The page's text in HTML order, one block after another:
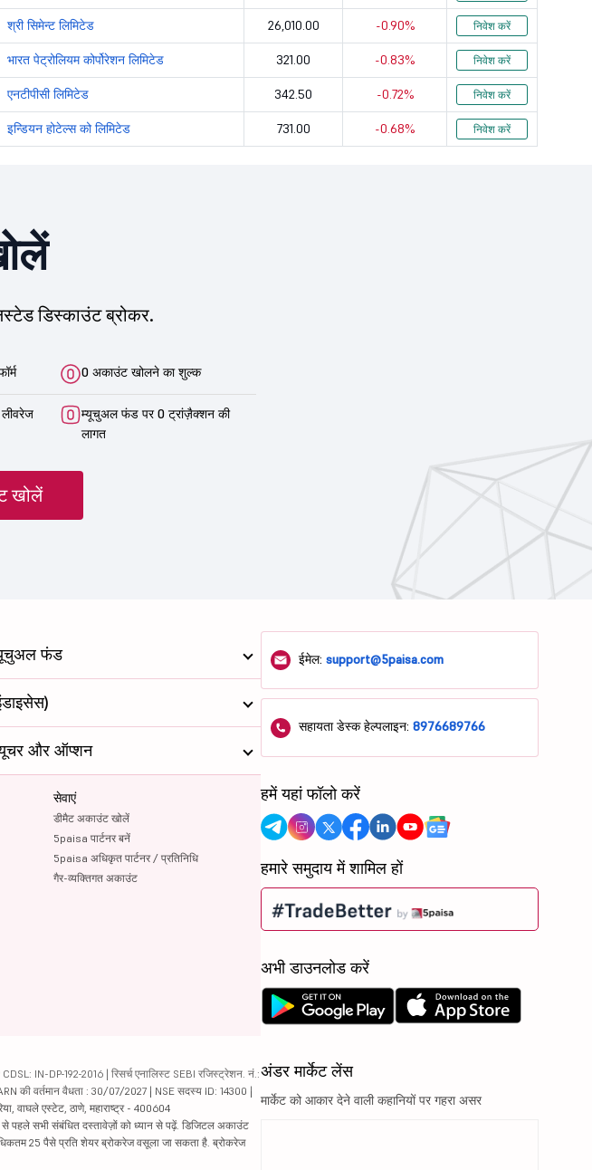
252743.91 16.12 16.86
298970.34 7.13 33.31
159657.61 44.39 14.53
334534.98 14.1
388447.5
104429.06
354793.72
0
101569.27
श्री सिमेन्ट लिमिटेड 26,010.00 -0.90% निवेश करें
भारत पेट्रोलियम कोर्पोरेशन लिमिटेड 321.00 -0.83% निवेश करें
एनटीपीसी लिमिटेड 342.50 -0.72% निवेश करें
इन्डियन होटेल्स को लिमिटेड 731.00 -0.68% निवेश करें
डिस्काउंट ब्रोकर.
0 अकाउंट खोलने का शुल्क
म्यूचुअल फंड पर 0 ट्रांज़ैक्शन की
लागत
खोलें
फंड
सेवाएं
डीमैट अकाउंट खोलें
5paisa पार्टनर बनें
5paisa अधिकृत पार्टनर / प्रतिनिधि
गैर-व्यक्तिगत अकाउंट
और ऑप्शन
IN-DP-192-2016 | रिसर्च एनालिस्ट SEBI रजिस्ट्रेशन. नं.:
की वर्तमान वैधता : 30/07/2027 | NSE सदस्य ID: 14300 |
वाघले एस्टेट, ठाणे, महाराष्ट्र - 400604
से पहले सभी संबंधित दस्तावेज़ों को ध्यान से पढ़ें. डिजिटल अकाउंट
25 पैसे प्रति शेयर ब्रोकरेज वसूला जा सकता है. ब्रोकरेज
ईमेल:support@5paisa.com
सहायता डेस्क हेल्पलाइन:8976689766
हमें यहां फॉलो करें
हमारे समुदाय में शामिल हों
अभी डाउनलोड करें
अंडर मार्केट लेंस
मार्केट को आकार देने वाली कहानियों पर गहरा असर